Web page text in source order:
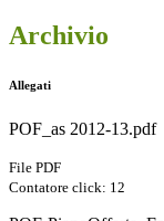
Archivio
Allegati
POF_as 2012-13.pdf
File PDF
Contatore click: 12